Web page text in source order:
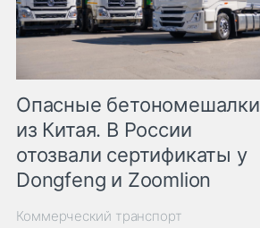
Опасные бетономешалки
из Китая. В России
отозвали сертификаты у
Dongfeng и Zoomlion
Коммерческий транспорт